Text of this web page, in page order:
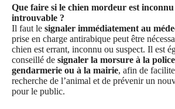
Que faire si le chien mordeur est inconnu
introuvable ?
Il faut le signaler immédiatement au
prise en charge antirabique peut être
chien est errant, inconnu ou suspect. Il est
conseillé de signaler la morsure à la
gendarmerie ou à la mairie, afin de
recherche de l’animal et de prévenir un
pour le public.